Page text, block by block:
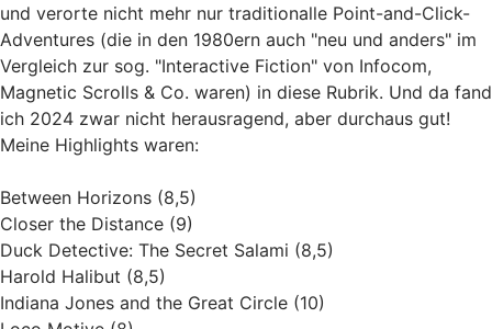
und verorte nicht mehr nur traditionalle Point-and-Click-
Adventures (die in den 1980ern auch "neu und anders" im
Vergleich zur sog. "Interactive Fiction" von Infocom,
Magnetic Scrolls & Co. waren) in diese Rubrik. Und da fand
ich 2024 zwar nicht herausragend, aber durchaus gut!
Meine Highlights waren:
Between Horizons (8,5)
Closer the Distance (9)
Duck Detective: The Secret Salami (8,5)
Harold Halibut (8,5)
Indiana Jones and the Great Circle (10)